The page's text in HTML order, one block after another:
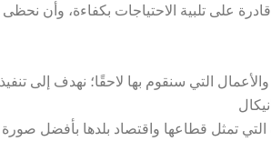
على تلبية الاحتياجات بكفاءة، وأن نحظى
التي سنقوم بها لاحقًا؛ نهدف إلى